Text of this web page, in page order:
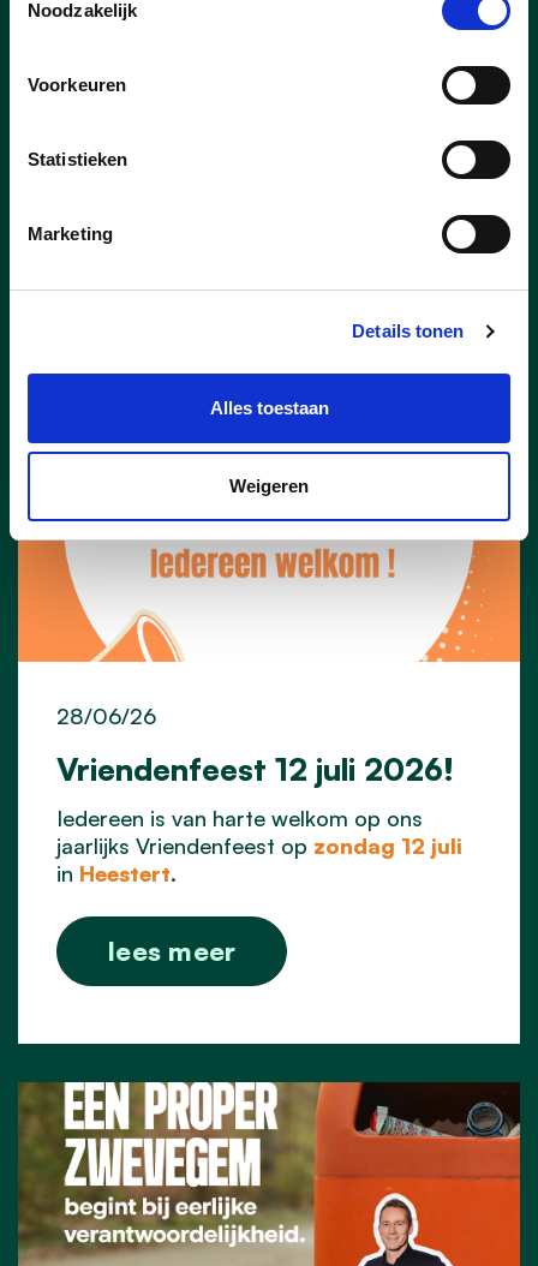
Noodzakelijk
Voorkeuren
Statistieken
Marketing
Details tonen
Alles toestaan
Weigeren
transformeren we de mooiste historische
plekjes van Zwevegem tot een gezellig
worden. Je ontdekt
lees meer
Vriendenfeest 12 juli 2026!
28/06/26
Iedereen is van harte welkom op ons
jaarlijks Vriendenfeest op zondag 12 juli
in Heestert.
lees meer